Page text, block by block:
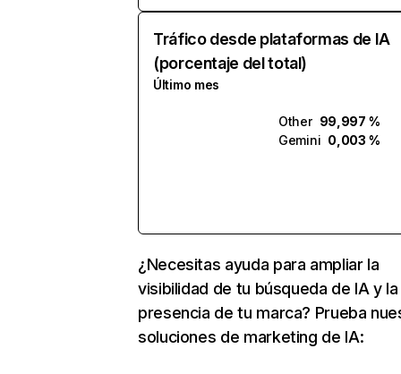
Tráfico desde plataformas de IA
(porcentaje del total)
Último mes
Other 99,997 %
Gemini 0,003 %
¿Necesitas ayuda para ampliar la
visibilidad de tu búsqueda de IA y la
presencia de tu marca? Prueba
soluciones de marketing de IA: